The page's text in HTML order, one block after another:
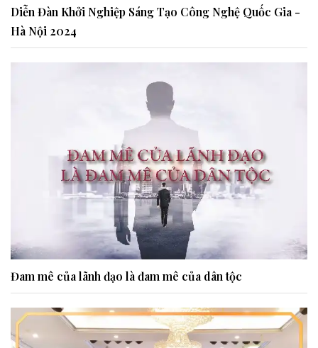
Diễn Đàn Khởi Nghiệp Sáng Tạo Công Nghệ Quốc Gia -
Hà Nội 2024
Đam mê của lãnh đạo là đam mê của dân tộc